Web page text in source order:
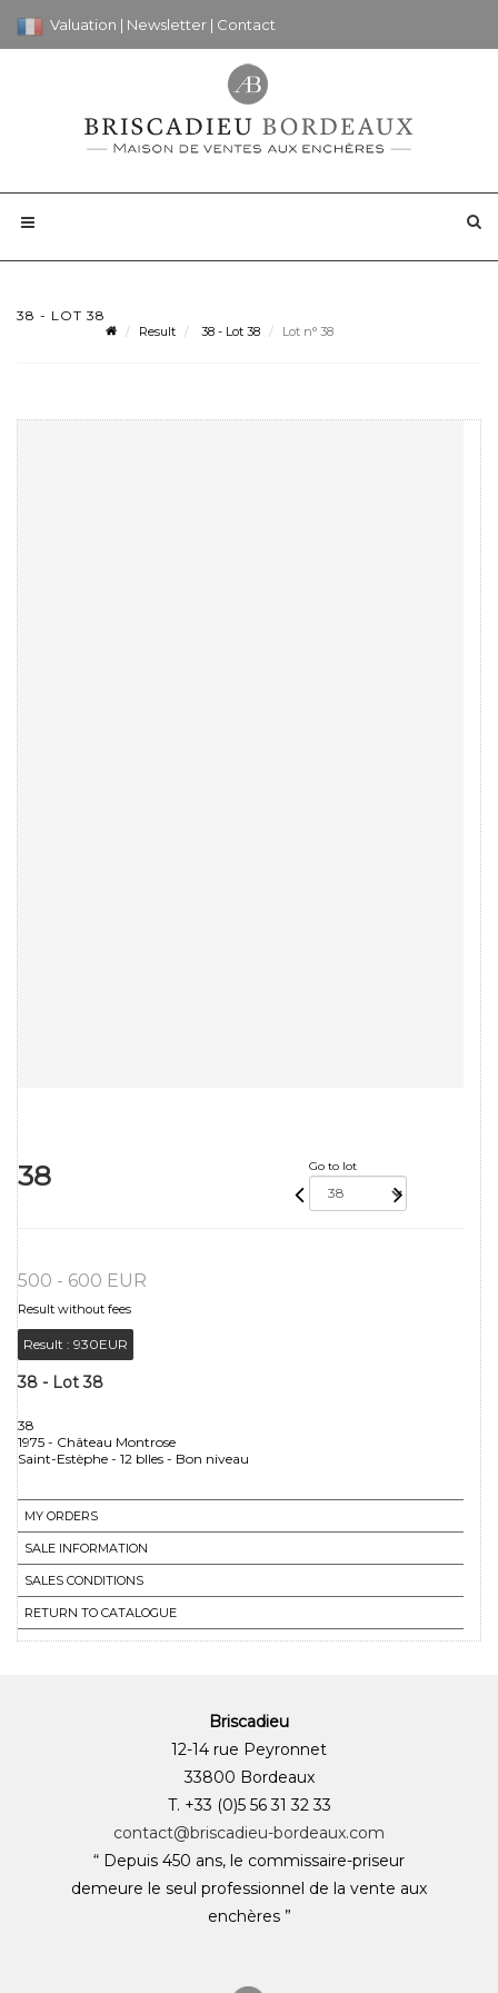
Valuation | Newsletter | Contact
38 - LOT 38
Result 38 - Lot 38 Lot n° 38
38 Go to lot
500 - 600 EUR
Result without fees
Result : 930EUR
38 - Lot 38
38
1975 - Château Montrose
Saint-Estèphe - 12 blles - Bon niveau
MY ORDERS
SALE INFORMATION
SALES CONDITIONS
RETURN TO CATALOGUE
Briscadieu
12-14 rue Peyronnet
33800 Bordeaux
T. +33 (0)5 56 31 32 33
contact@briscadieu-bordeaux.com
“ Depuis 450 ans, le commissaire-priseur
demeure le seul professionnel de la vente aux
enchères ”